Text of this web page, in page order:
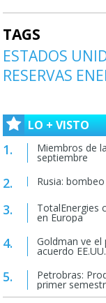
TAGS
ESTADOS
RESERVAS
LO + VISTO
Miembros de
septiembre
Rusia:
TotalEnergies
en Europa
Goldman ve el
acuerdo
Petrobras:
primer